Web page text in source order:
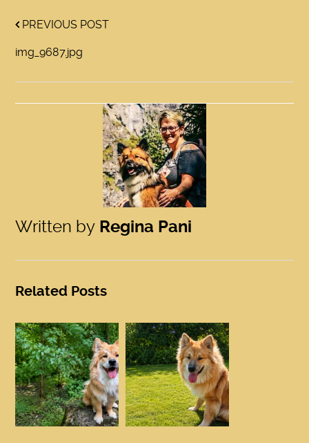
PREVIOUS POST
img_9687.jpg
Written by Regina Pani
Related Posts